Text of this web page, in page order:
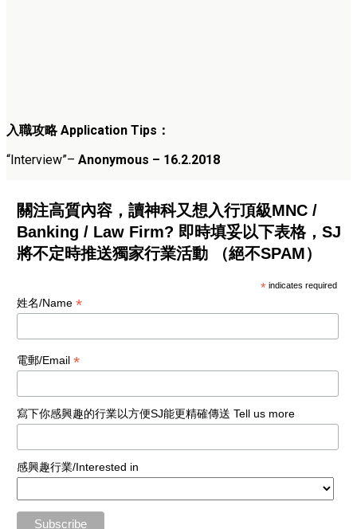
入職攻略Application Tips ：
“Interview”– Anonymous – 16.2.2018
關注高質內容，讀神科又想入行頂級MNC /
Banking / Law Firm? 即時填妥以下表格，SJ
將不定時推送獨家行業活動 （絕不SPAM）
* indicates required
姓名/Name *
電郵/Email *
寫下你感興趣的行業以方便SJ能更精確傳送 Tell us more
感興趣行業/Interested in